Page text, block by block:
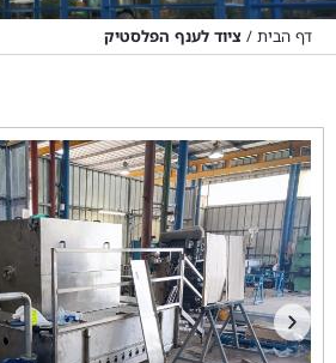
דף הבית / ציוד לענף הפלסטיק